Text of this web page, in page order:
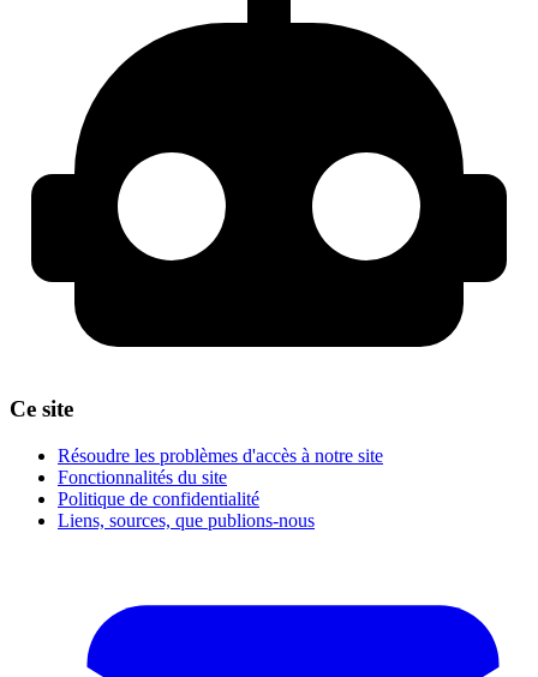
Ce site
Résoudre les problèmes d'accès à notre site
Fonctionnalités du site
Politique de confidentialité
Liens, sources, que publions-nous